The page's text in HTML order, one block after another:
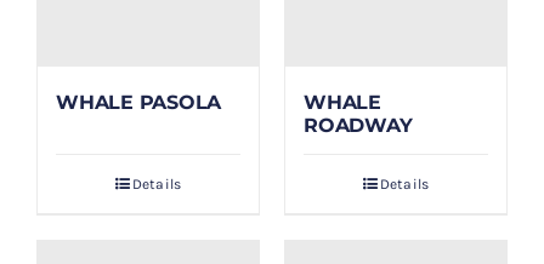
WHALE PASOLA
Details
WHALE
ROADWAY
Details